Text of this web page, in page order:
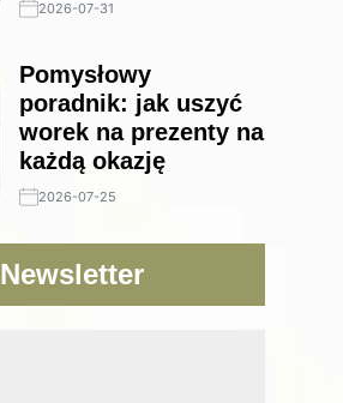
2026-07-31
Pomysłowy
poradnik: jak uszyć
worek na prezenty na
każdą okazję
2026-07-25
Newsletter